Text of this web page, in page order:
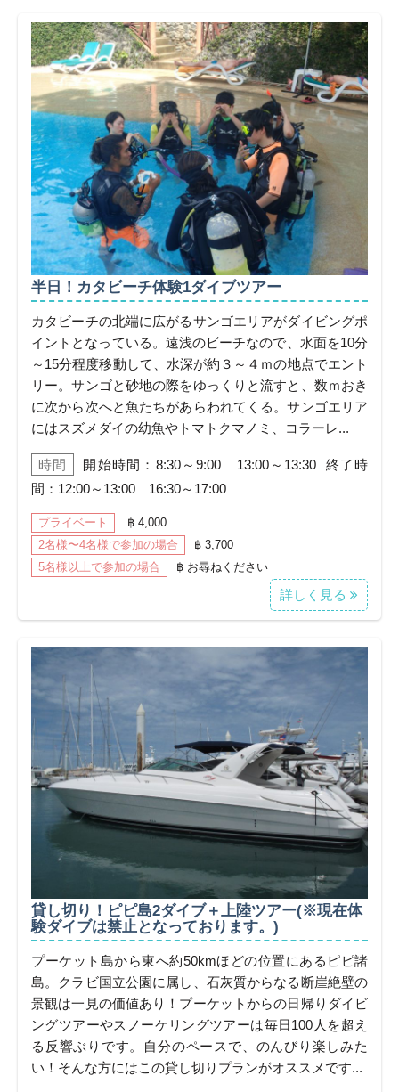
半日！カタビーチ体験1ダイブツアー
カタビーチの北端に広がるサンゴエリアがダイビングポ
イントとなっている。遠浅のビーチなので、水面を10分
～15分程度移動して、水深が約３～４ｍの地点でエント
リー。サンゴと砂地の際をゆっくりと流すと、数ｍおき
に次から次へと魚たちがあらわれてくる。サンゴエリア
にはスズメダイの幼魚やトマトクマノミ、コラーレ...
時間
開始時間：8:30～9:00 13:00～13:30 終了時
間：12:00～13:00 16:30～17:00
プライベート
฿ 4,000
2名様〜4名様で参加の場合
฿ 3,700
5名様以上で参加の場合
฿ お尋ねください
詳しく見る
貸し切り！ピピ島2ダイブ＋上陸ツアー(※現在体
験ダイブは禁止となっております。)
プーケット島から東へ約50kmほどの位置にあるピピ諸
島。クラビ国立公園に属し、石灰質からなる断崖絶壁の
景観は一見の価値あり！プーケットからの日帰りダイビ
ングツアーやスノーケリングツアーは毎日100人を超え
る反響ぶりです。自分のペースで、のんびり楽しみた
い！そんな方にはこの貸し切りプランがオススメです...